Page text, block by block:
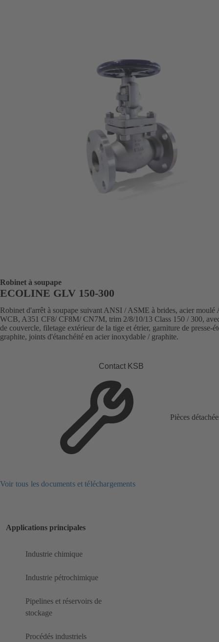
Robinet à soupape
ECOLINE GLV 150-300
Robinet d'arrêt à soupape suivant ANSI / ASME à brides, acier moulé
WCB, A351 CF8/ CF8M/ CN7M, trim 2/8/10/13 Class 150 / 300,
de couvercle, filetage extérieur de la tige et étrier, garniture de presse-
graphite, joints d'étanchéité en acier inoxydable / graphite.
Contact KSB
Pièces
Voir tous les documents et téléchargements
Applications principales
Industrie chimique
Industrie pétrochimique
Pipelines et réservoirs de
stockage
Procédés industriels